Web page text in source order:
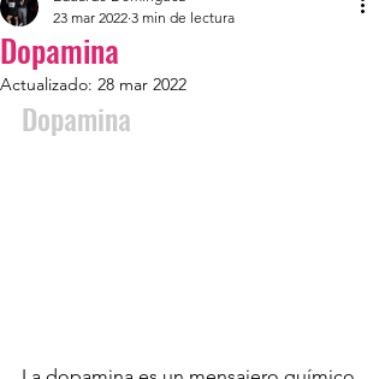
Dopamina
23 mar 2022 3 min de lectura
Actualizado: 28 mar 2022
Dopamina